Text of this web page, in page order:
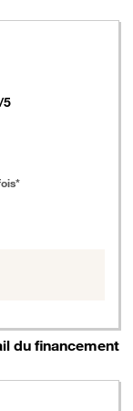
/5
du financement